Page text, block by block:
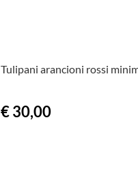
Tulipani arancioni rossi
€ 30,00